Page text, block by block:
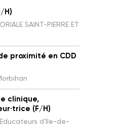
H)
SAINT-PIERRE ET
proximité en CDD
clinique,
(F/H)
d'Ile-de-